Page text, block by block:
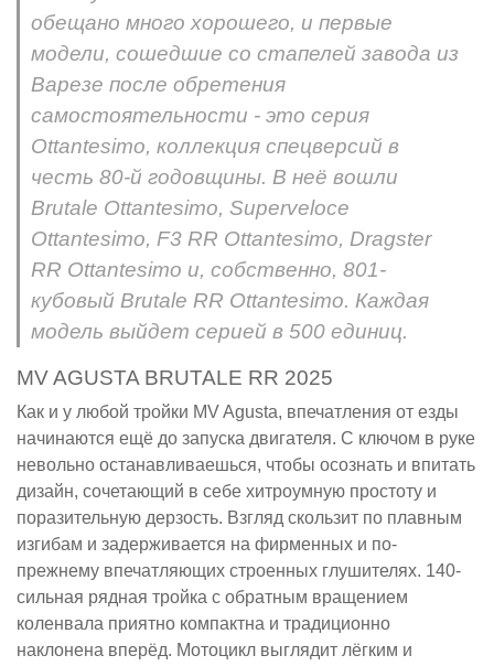
обещано много хорошего, и первые
модели, сошедшие со стапелей завода из
Варезе после обретения
самостоятельности - это серия
Ottantesimo, коллекция спецверсий в
честь 80-й годовщины. В неё вошли
Brutale Ottantesimo, Superveloce
Ottantesimo, F3 RR Ottantesimo, Dragster
RR Ottantesimo и, собственно, 801-
кубовый Brutale RR Ottantesimo. Каждая
модель выйдет серией в 500 единиц.
MV AGUSTA BRUTALE RR 2025
Как и у любой тройки MV Agusta, впечатления от езды
начинаются ещё до запуска двигателя. С ключом в руке
невольно останавливаешься, чтобы осознать и впитать
дизайн, сочетающий в себе хитроумную простоту и
поразительную дерзость. Взгляд скользит по плавным
изгибам и задерживается на фирменных и по-
прежнему впечатляющих строенных глушителях. 140-
сильная рядная тройка с обратным вращением
коленвала приятно компактна и традиционно
наклонена вперёд. Мотоцикл выглядит лёгким и